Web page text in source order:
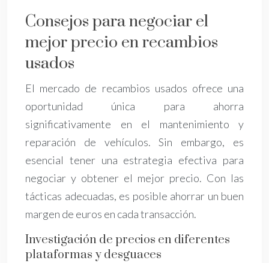
Consejos para negociar el
mejor precio en recambios
usados
El mercado de recambios usados ofrece una
oportunidad única para ahorra
significativamente en el mantenimiento y
reparación de vehículos. Sin embargo, es
esencial tener una estrategia efectiva para
negociar y obtener el mejor precio. Con las
tácticas adecuadas, es posible ahorrar un buen
margen de euros en cada transacción.
Investigación de precios en diferentes
plataformas y desguaces